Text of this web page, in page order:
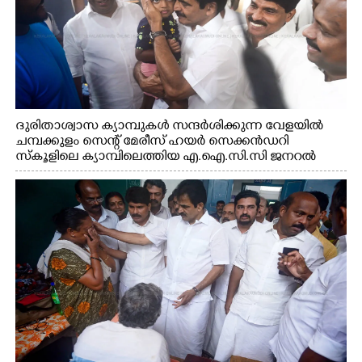
ദുരിതാശ്വാസ ക്യാമ്പുകൾ സന്ദർശിക്കുന്ന വേളയിൽ
ചമ്പക്കുളം സെന്റ് മേരീസ് ഹയർ സെക്കൻഡറി
സ്കൂളിലെ ക്യാമ്പിലെത്തിയ എ.ഐ.സി.സി ജനറൽ
സെക്രട്ടറി കെ.സി വേണുഗോപാൽ എം.പി കുരുന്നിനെ
എടുത്ത് ലാളിച്ചപ്പോൾ. സഹകരണ-എക്സൈസ്
വകുപ്പ് മന്ത്രി എം. ലിജു, കൃഷിവകുപ്പ് മന്ത്രി ടി. സിദ്ദിഖ്,
റെജി ചെറിയാൻ എം. എൽ. എ എന്നിവർ സമീപം